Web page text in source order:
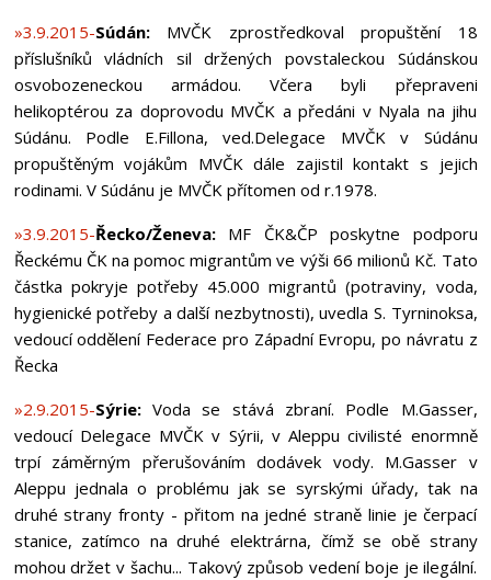
»3.9.2015-Súdán: MVČK zprostředkoval propuštění 18
příslušníků vládních sil držených povstaleckou Súdánskou
osvobozeneckou armádou. Včera byli přepraveni
helikoptérou za doprovodu MVČK a předáni v Nyala na jihu
Súdánu. Podle E.Fillona, ved.Delegace MVČK v Súdánu
propuštěným vojákům MVČK dále zajistil kontakt s jejich
rodinami. V Súdánu je MVČK přítomen od r.1978.
»3.9.2015-Řecko/Ženeva: MF ČK&ČP poskytne podporu
Řeckému ČK na pomoc migrantům ve výši 66 milionů Kč. Tato
částka pokryje potřeby 45.000 migrantů (potraviny, voda,
hygienické potřeby a další nezbytnosti), uvedla S. Tyrninoksa,
vedoucí oddělení Federace pro Západní Evropu, po návratu z
Řecka
»2.9.2015-Sýrie: Voda se stává zbraní. Podle M.Gasser,
vedoucí Delegace MVČK v Sýrii, v Aleppu civilisté enormně
trpí záměrným přerušováním dodávek vody. M.Gasser v
Aleppu jednala o problému jak se syrskými úřady, tak na
druhé strany fronty - přitom na jedné straně linie je čerpací
stanice, zatímco na druhé elektrárna, čímž se obě strany
mohou držet v šachu... Takový způsob vedení boje je ilegální.